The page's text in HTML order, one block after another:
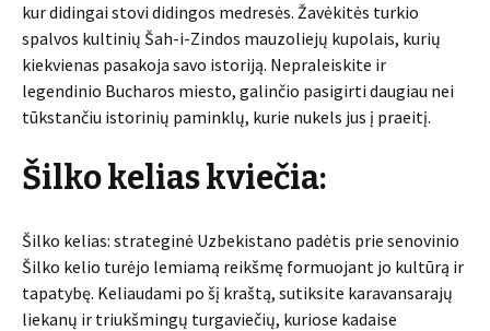
kur didingai stovi didingos medresės. Žavėkitės turkio
spalvos kultinių Šah-i-Zindos mauzoliejų kupolais, kurių
kiekvienas pasakoja savo istoriją. Nepraleiskite ir
legendinio Bucharos miesto, galinčio pasigirti daugiau nei
tūkstančiu istorinių paminklų, kurie nukels jus į praeitį.
Šilko kelias kviečia:
Šilko kelias: strateginė Uzbekistano padėtis prie senovinio
Šilko kelio turėjo lemiamą reikšmę formuojant jo kultūrą ir
tapatybę. Keliaudami po šį kraštą, sutiksite karavansarajų
liekanų ir triukšmingų turgaviečių, kuriose kadaise